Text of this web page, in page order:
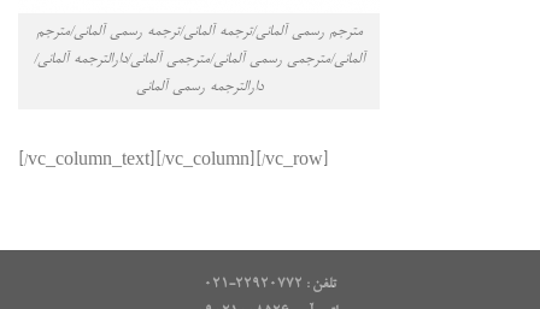
مترجم رسمی آلمانی/ترجمه آلمانی/ترجمه رسمی آلمانی/مترجم
آلمانی/مترجمی رسمی آلمانی/مترجمی آلمانی/دارالترجمه آلمانی/
دارالترجمه رسمی آلمانی
[/vc_column_text][/vc_column][/vc_row]
تلفن : ۲۲۹۲۰۷۷۲-۰۲۱